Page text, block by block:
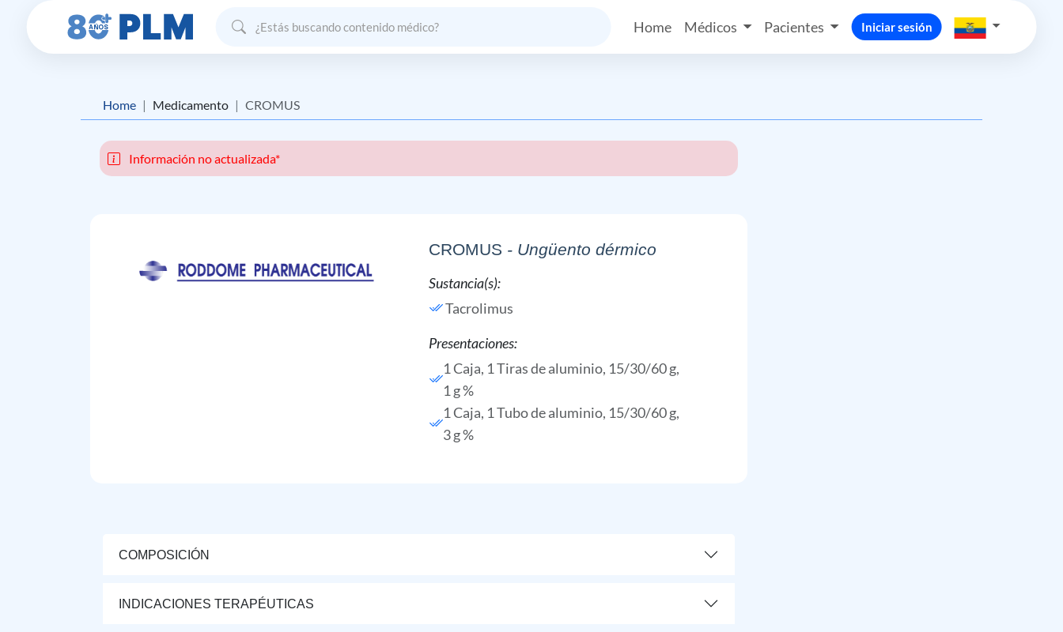
Home Médicos Pacientes Iniciar sesión
Home Medicamento CROMUS
Información no actualizada*
CROMUS - Ungüento dérmico
Sustancia(s):
Tacrolimus
Presentaciones:
1 Caja, 1 Tiras de aluminio, 15/30/60 g,
1 g %
1 Caja, 1 Tubo de aluminio, 15/30/60 g,
3 g %
COMPOSICIÓN
INDICACIONES TERAPÉUTICAS